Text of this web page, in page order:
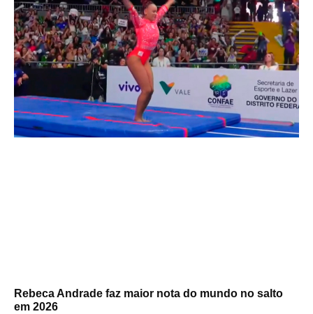
Rebeca Andrade faz maior nota do mundo no salto
em 2026